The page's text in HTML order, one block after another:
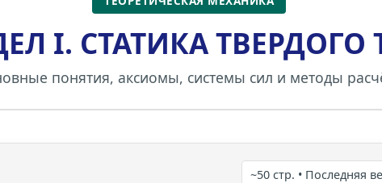
I. СТАТИКА ТВЕРДОГО
понятия, аксиомы, системы сил и методы
~50 стр. • Последняя